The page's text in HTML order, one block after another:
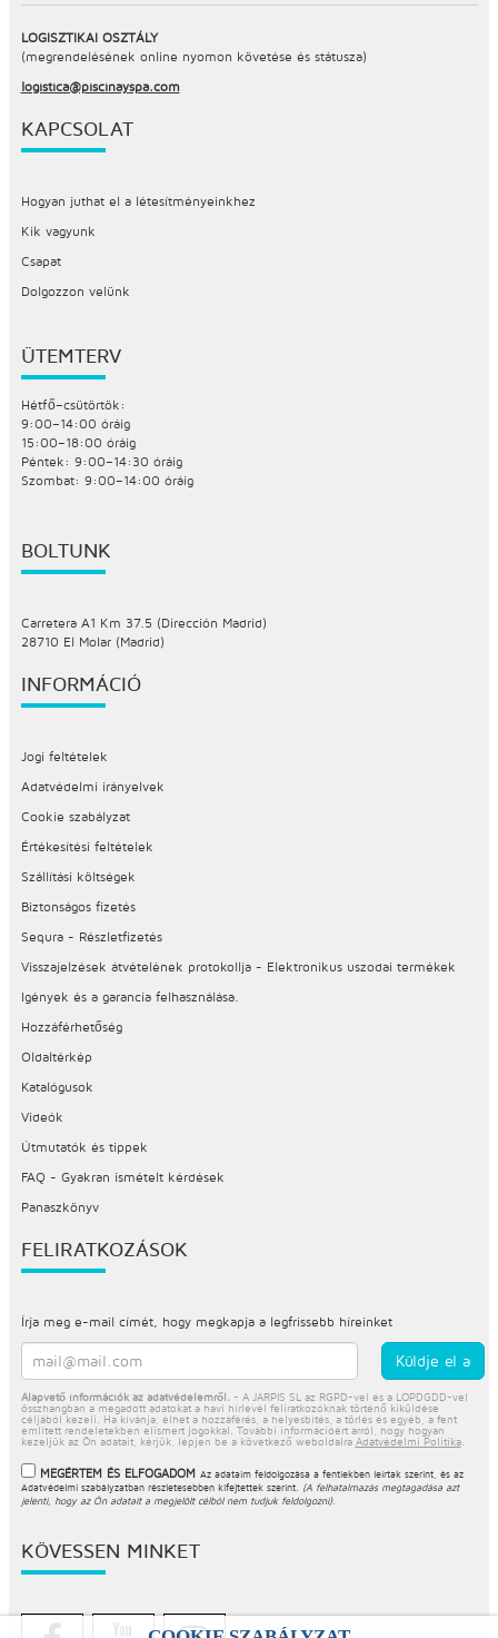
LOGISZTIKAI OSZTÁLY
(megrendelésének online nyomon követése és státusza)
logistica@piscinayspa.com
KAPCSOLAT
Hogyan juthat el a létesítményeinkhez
Kik vagyunk
Csapat
Dolgozzon velünk
ÜTEMTERV
Hétfő–csütörtök:
9:00–14:00 óráig
15:00–18:00 óráig
Péntek: 9:00–14:30 óráig
Szombat: 9:00–14:00 óráig
BOLTUNK
Carretera A1 Km 37.5 (Dirección Madrid)
28710 El Molar (Madrid)
INFORMÁCIÓ
Jogi feltételek
Adatvédelmi irányelvek
Cookie szabályzat
Értékesítési feltételek
Szállítási költségek
Biztonságos fizetés
Sequra - Részletfizetés
Visszajelzések átvételének protokollja - Elektronikus uszodai termékek
Igények és a garancia felhasználása.
Hozzáférhetőség
Oldaltérkép
Katalógusok
Videók
Útmutatók és tippek
FAQ - Gyakran ismételt kérdések
Panaszkönyv
FELIRATKOZÁSOK
Írja meg e-mail címét, hogy megkapja a legfrissebb híreinket
Alapvető információk az adatvédelemről. - A JARPIS SL az RGPD-vel és a LOPDGDD-vel
összhangban a megadott adatokat a havi hírlevél feliratkozóknak történő kiküldése
céljából kezeli. Ha kívánja, élhet a hozzáférés, a helyesbítés, a törlés és egyéb, a fent
említett rendeletekben elismert jogokkal. További információért arról, hogy hogyan
kezeljük az Ön adatait, kérjük, lépjen be a következő weboldalra Adatvédelmi Politika.
MEGÉRTEM ÉS ELFOGADOM Az adataim feldolgozása a fentiekben leírtak szerint, és az
Adatvédelmi szabályzatbanrészletesebben kifejtettek szerint.
(A felhatalmazás megtagadása azt
jelenti, hogy az Ön adatait a megjelölt célból nem tudjuk feldolgozni).
KÖVESSEN MINKET